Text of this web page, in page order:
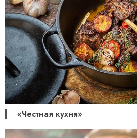
«Честная кухня»